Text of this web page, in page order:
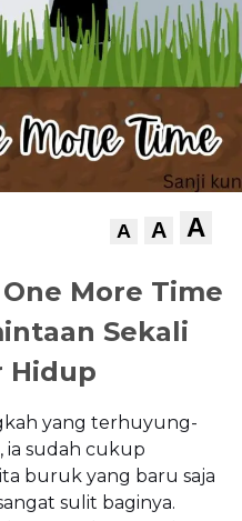
A A A
More Time
Sekali
Hidup
yang terhuyung-
ia sudah cukup
buruk yang baru saja
sulit baginya.